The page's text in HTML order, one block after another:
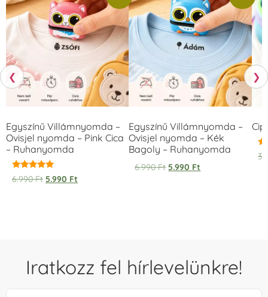
❮
Egyszínű Villámnyomda –
Ovisjel nyomda – Pink Cica
– Ruhanyomda
Értékelés:
5.00
6.990Ft 5.990 Ft
Egyszínű Villámnyomda –
Ovisjel nyomda – Kék
Bagoly – Ruhanyomda
6.990Ft 5.990 Ft
❯
Iratkozz fel hírlevelünkre!